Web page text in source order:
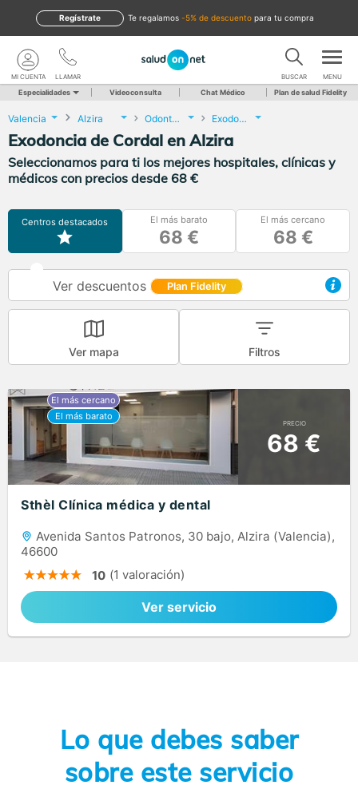
te regalamos -5% de descuento para tu compra
Regístrate
LLAMAR
MI CUENTA BUSCAR MENU
Especialidades Videoconsulta Chat Médico Plan de salud Fidelity
Valencia Alzira Odontología Exodoncia de Cordal
Exodoncia de Cordal en Alzira
Seleccionamos para ti los mejores hospitales, clínicas y
médicos con precios desde 68 €
Centros destacados El más barato
68 €
El más cercano
68 €
Ver descuentos Plan Fidelity
Ver mapa Filtros
PRECIO
68 €
Sthèl Clínica médica y dental
Avenida Santos Patronos, 30 bajo, Alzira (Valencia),
46600
10 (1 valoración)
Ver servicio
Lo que debes saber
sobre este servicio